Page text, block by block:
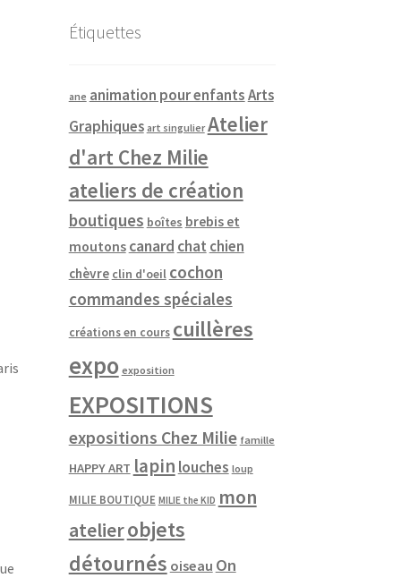
Étiquettes
ane animation pour enfantsArts
Graphiques art singulier Atelier
d'art Chez Milie
ateliers de création
boutiques boîtes brebis et
moutons canard chat chien
chèvre clin d'oeil cochon
commandes spéciales
créations en cours cuillères
expo exposition
EXPOSITIONS
expositions Chez Milie famille
HAPPY ART lapin louches loup
MILIE BOUTIQUE MILIE the KID mon
atelierobjets
détournés oiseau On